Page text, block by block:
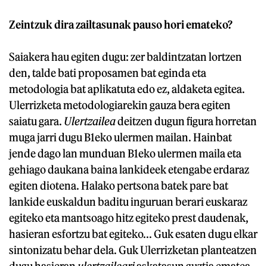
Zeintzuk dira zailtasunak pauso hori emateko?
Saiakera hau egiten dugu: zer baldintzatan lortzen
den, talde bati proposamen bat eginda eta
metodologia bat aplikatuta edo ez, aldaketa egitea.
Ulerrizketa metodologiarekin gauza bera egiten
saiatu gara. Ulertzaileadeitzen dugun figura horretan
muga jarri dugu B1eko ulermen mailan. Hainbat
jende dago lan munduan B1eko ulermen maila eta
gehiago daukana baina lankideek etengabe erdaraz
egiten diotena. Halako pertsona batek pare bat
lankide euskaldun baditu inguruan berari euskaraz
egiteko eta mantsoago hitz egiteko prest daudenak,
hasieran esfortzu bat egiteko... Guk esaten dugu elkar
sintonizatu behar dela. Guk Ulerrizketan planteatzen